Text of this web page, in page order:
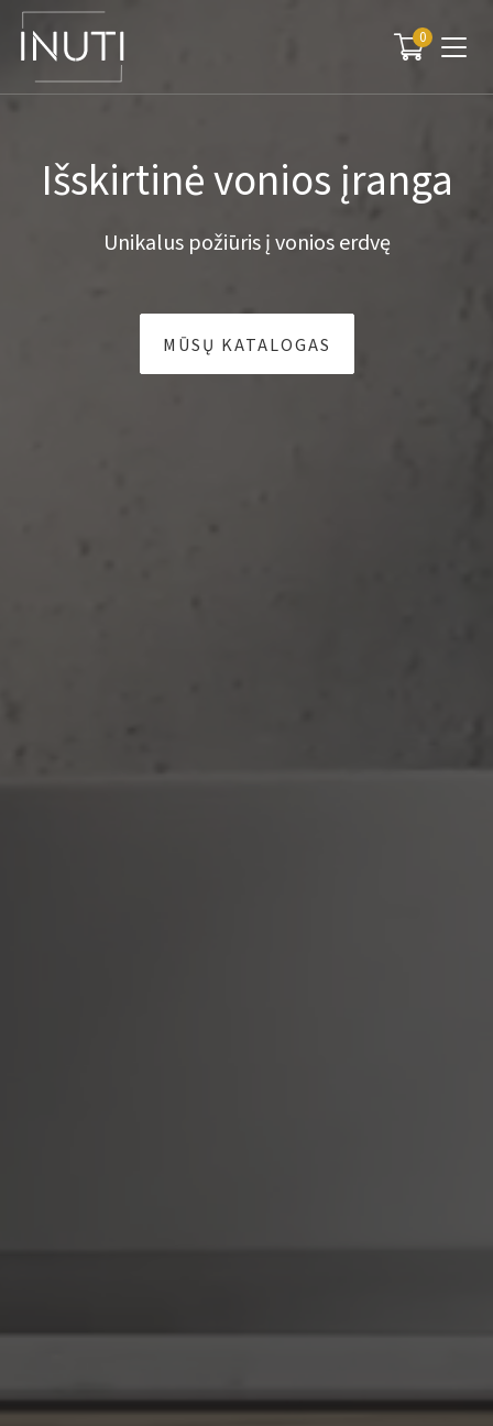
Main Navigation
0
Išskirtinė vonios įranga
Unikalus požiūris į vonios erdvę
MŪSŲ KATALOGAS